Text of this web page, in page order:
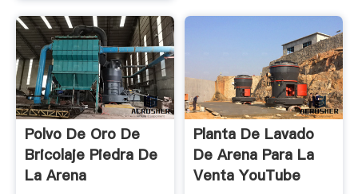
Polvo De Oro De
Bricolaje Piedra De
La Arena
Planta De Lavado
De Arena Para La
Venta YouTube